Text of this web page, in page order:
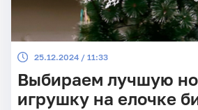
25.12.2024 / 11:33
Выбираем лучшую
игрушку на елочке